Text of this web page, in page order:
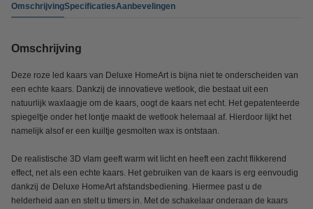
OmschrijvingSpecificatiesAanbevelingen
Omschrijving
Deze roze led kaars van Deluxe HomeArt is bijna niet te onderscheiden van
een echte kaars. Dankzij de innovatieve wetlook, die bestaat uit een
natuurlijk waxlaagje om de kaars, oogt de kaars net echt. Het gepatenteerde
spiegeltje onder het lontje maakt de wetlook helemaal af. Hierdoor lijkt het
namelijk alsof er een kuiltje gesmolten wax is ontstaan.
De realistische 3D vlam geeft warm wit licht en heeft een zacht flikkerend
effect, net als een echte kaars. Het gebruiken van de kaars is erg eenvoudig
dankzij de Deluxe HomeArt afstandsbediening. Hiermee past u de
helderheid aan en stelt u timers in. Met de schakelaar onderaan de kaars